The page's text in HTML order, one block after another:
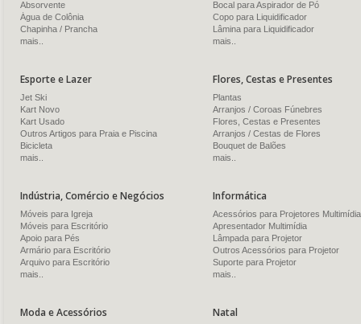
Absorvente
Água de Colônia
Chapinha / Prancha
mais..
Bocal para Aspirador de Pó
Copo para Liquidificador
Lâmina para Liquidificador
mais..
Esporte e Lazer
Jet Ski
Kart Novo
Kart Usado
Outros Artigos para Praia e Piscina
Bicicleta
mais..
Flores, Cestas e Presentes
Plantas
Arranjos / Coroas Fúnebres
Flores, Cestas e Presentes
Arranjos / Cestas de Flores
Bouquet de Balões
mais..
Indústria, Comércio e Negócios
Móveis para Igreja
Móveis para Escritório
Apoio para Pés
Armário para Escritório
Arquivo para Escritório
mais..
Informática
Acessórios para Projetores Multimídia
Apresentador Multimídia
Lâmpada para Projetor
Outros Acessórios para Projetor
Suporte para Projetor
mais..
Moda e Acessórios Natal